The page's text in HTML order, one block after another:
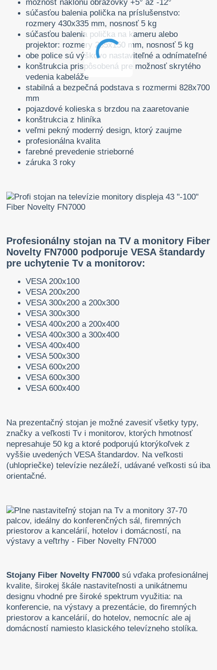
možnosť náklonu obrazovky +5° až -12°
súčasťou balenia polička na príslušenstvo:
rozmery 430x335 mm, nosnosť 5 kg
súčasťou balenia polička na kameru alebo
projektor: rozmery 285x150 mm, nosnosť 5 kg
obe police sú výškovo nastaviteľné a odnímateľné
konštrukcia prispôsobená pre možnosť skrytého
vedenia kabeláže
stabilná a bezpečná podstava s rozmermi 828x700
mm
pojazdové kolieska s brzdou na zaaretovanie
konštrukcia z hliníka
veľmi pekný moderný design, ktorý zaujme
profesionálna kvalita
farebné prevedenie strieborné
záruka 3 roky
Profesionálny stojan na TV a monitory Fiber
Novelty FN7000 podporuje VESA štandardy
pre uchytenie Tv a monitorov:
VESA 200x100
VESA 200x200
VESA 300x200 a 200x300
VESA 300x300
VESA 400x200 a 200x400
VESA 400x300 a 300x400
VESA 400x400
VESA 500x300
VESA 600x200
VESA 600x300
VESA 600x400
Na prezentačný stojan je možné zavesiť všetky typy,
značky a veľkosti Tv i monitorov, ktorých hmotnosť
nepresahuje 50 kg a ktoré podporujú ktorýkoľvek z
vyššie uvedených VESA štandardov. Na veľkosti
(uhlopriečke) televízie nezáleží, udávané veľkosti sú iba
orientačné.
Stojany Fiber Novelty FN7000 sú vďaka profesionálnej
kvalite, širokej škále nastaviteľnosti a unikátnemu
designu vhodné pre široké spektrum využitia: na
konferencie, na výstavy a prezentácie, do firemných
priestorov a kancelárií, do hotelov, nemocníc ale aj
domácností namiesto klasického televízneho stolíka.